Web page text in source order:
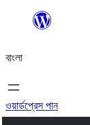
যান
বাংলা
ওয়ার্ডপ্রেস পান